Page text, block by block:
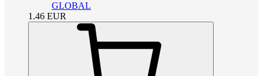
GLOBAL
1.46 EUR